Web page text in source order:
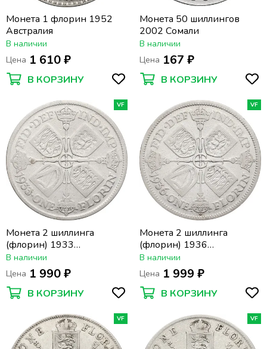
Монета 1 флорин 1952
Австралия
В наличии
Цена 1 610 ₽
В КОРЗИНУ
Монета 50 шиллингов
2002 Сомали
В наличии
Цена 167 ₽
В КОРЗИНУ
VF
Монета 2 шиллинга
(флорин) 1933
Великобритания
В наличии
Цена 1 990 ₽
В КОРЗИНУ
VF
Монета 2 шиллинга
(флорин) 1936
Великобритания
В наличии
Цена 1 999 ₽
В КОРЗИНУ
VF VF